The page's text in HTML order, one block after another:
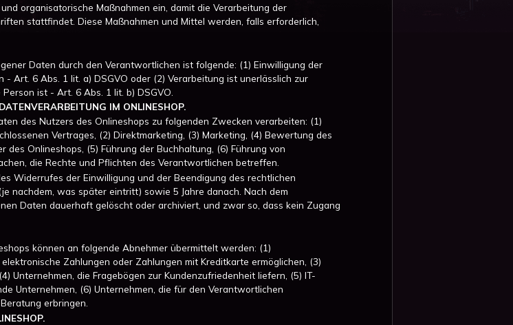
organisatorische Maßnahmen ein, damit die Verarbeitung der
stattfindet. Diese Maßnahmen und Mittel werden, falls erforderlich,
Daten durch den Verantwortlichen ist folgende: (1) Einwilligung der
Art. 6 Abs. 1 lit. a) DSGVO oder (2) Verarbeitung ist unerlässlich zur
ist - Art. 6 Abs. 1 lit. b) DSGVO.
IM ONLINESHOP.
des Nutzers des Onlineshops zu folgenden Zwecken verarbeiten: (1)
Vertrages, (2) Direktmarketing, (3) Marketing, (4) Bewertung des
Onlineshops, (5) Führung der Buchhaltung, (6) Führung von
die Rechte und Pflichten des Verantwortlichen betreffen.
Widerrufes der Einwilligung und der Beendigung des rechtlichen
nachdem, was später eintritt) sowie 5 Jahre danach. Nach dem
Daten dauerhaft gelöscht oder archiviert, und zwar so, dass kein Zugang
können an folgende Abnehmer übermittelt werden: (1)
Zahlungen oder Zahlungen mit Kreditkarte ermöglichen, (3)
Unternehmen, die Fragebögen zur Kundenzufriedenheit liefern, (5) IT-
Unternehmen, (6) Unternehmen, die für den Verantwortlichen
Beratung erbringen.